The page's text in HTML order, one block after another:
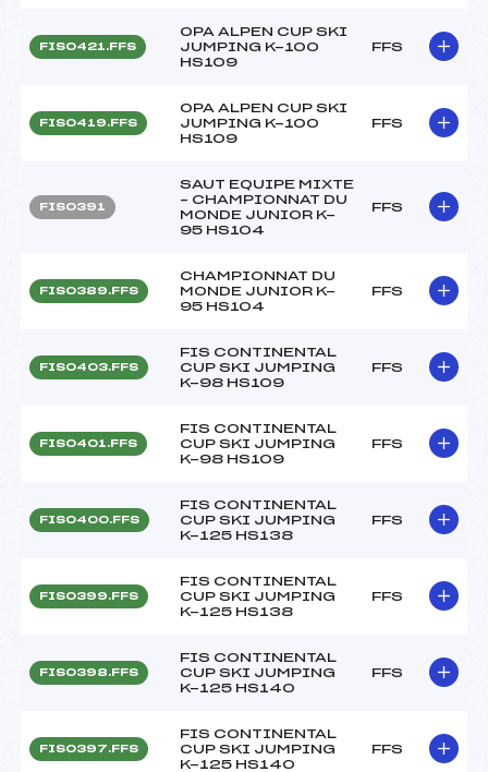
FIS0421.FFS
OPA ALPEN CUP SKI
JUMPING K-100
HS109
FFS
FIS0419.FFS
OPA ALPEN CUP SKI
JUMPING K-100
HS109
FFS
FIS0391
SAUT EQUIPE MIXTE
– CHAMPIONNAT DU
MONDE JUNIOR K-
95 HS104
FFS
FIS0389.FFS
CHAMPIONNAT DU
MONDE JUNIOR K-
95 HS104
FFS
FIS0403.FFS
FIS CONTINENTAL
CUP SKI JUMPING
K-98 HS109
FFS
FIS0401.FFS
FIS CONTINENTAL
CUP SKI JUMPING
K-98 HS109
FFS
FIS0400.FFS
FIS CONTINENTAL
CUP SKI JUMPING
K-125 HS138
FFS
FIS0399.FFS
FIS CONTINENTAL
CUP SKI JUMPING
K-125 HS138
FFS
FIS0398.FFS
FIS CONTINENTAL
CUP SKI JUMPING
K-125 HS140
FFS
FIS0397.FFS
FIS CONTINENTAL
CUP SKI JUMPING
K-125 HS140
FFS